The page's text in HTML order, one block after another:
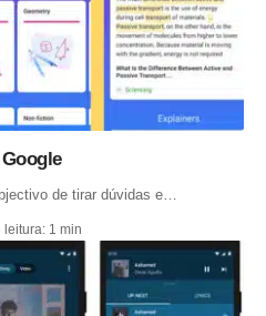
de tirar dúvidas e…
leitura: 1 min